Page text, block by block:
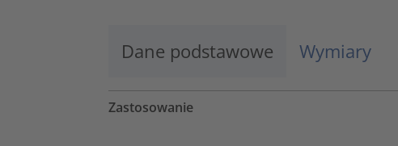
Dane podstawowe Wymiary
Zastosowanie